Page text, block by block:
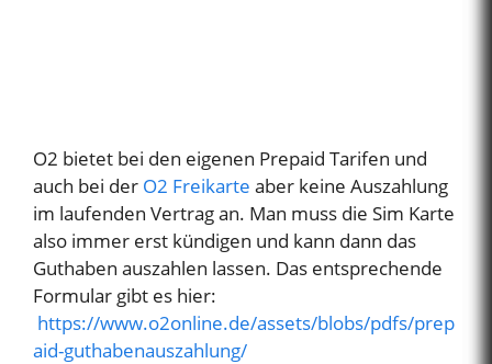
O2 bietet bei den eigenen Prepaid Tarifen und
auch bei der O2 Freikarte aber keine Auszahlung
im laufenden Vertrag an. Man muss die Sim Karte
also immer erst kündigen und kann dann das
Guthaben auszahlen lassen. Das entsprechende
Formular gibt es hier:
https://www.o2online.de/assets/blobs/pdfs/prep
aid-guthabenauszahlung/